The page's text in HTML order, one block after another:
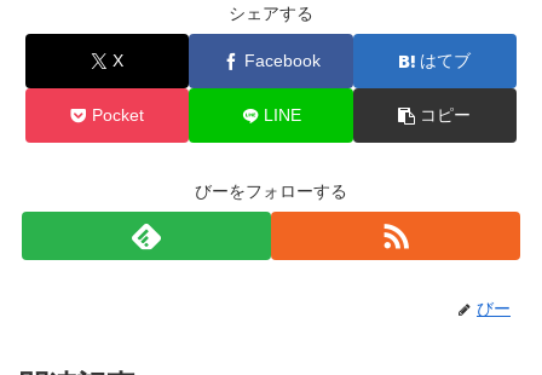
シェアする
X Facebook はてブ
Pocket LINE コピー
びーをフォローする
びー